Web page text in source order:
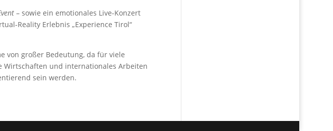
– sowie ein emotionales Live-Konzert
Reality Erlebnis „Experience Tirol“
von großer Bedeutung, da für viele
und internationales Arbeiten
sein werden.